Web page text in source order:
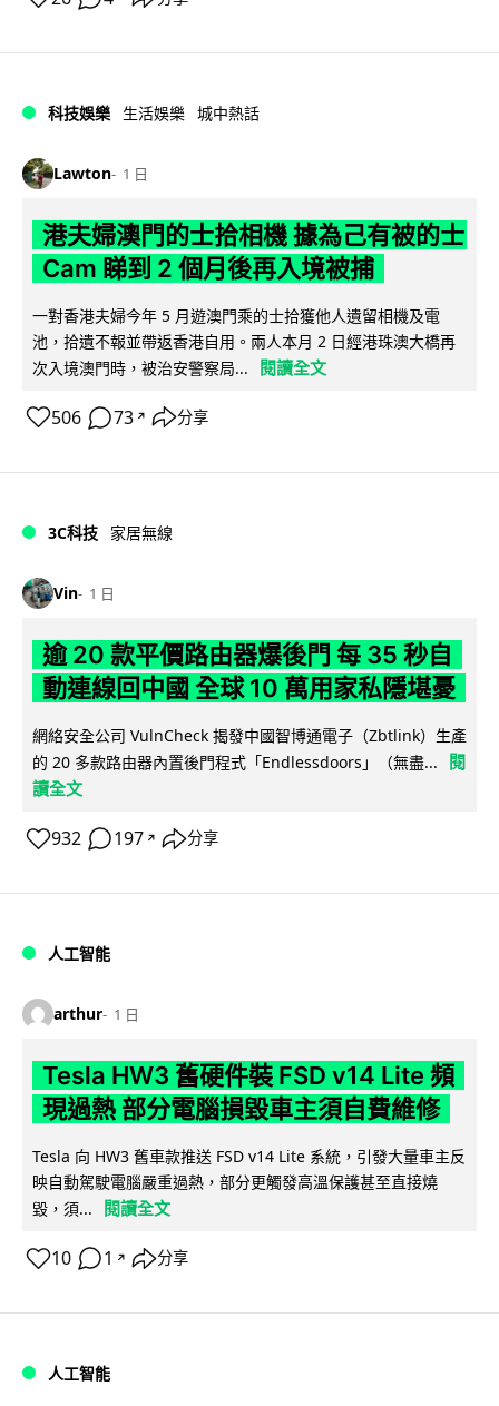
科技娛樂 生活娛樂 城中熱話
Lawton 1 日
港夫婦澳門的士拾相機 據為己有被的士
Cam 睇到 2 個月後再入境被捕
一對香港夫婦今年 5 月遊澳門乘的士拾獲他人遺留相機及電
池，拾遺不報並帶返香港自用。兩人本月 2 日經港珠澳大橋再
次入境澳門時，被治安警察局...
閱讀全文
506 73 ↗ 分享
3C科技 家居無線
Vin 1 日
逾 20 款平價路由器爆後門 每 35 秒自
動連線回中國 全球 10 萬用家私隱堪憂
網絡安全公司 VulnCheck 揭發中國智博通電子（Zbtlink）生產
的 20 多款路由器內置後門程式「Endlessdoors」（無盡...
閱
讀全文
932 197 ↗ 分享
人工智能
arthur 1 日
Tesla HW3 舊硬件裝 FSD v14 Lite 頻
現過熱 部分電腦損毀車主須自費維修
Tesla 向 HW3 舊車款推送 FSD v14 Lite 系統，引發大量車主反
映自動駕駛電腦嚴重過熱，部分更觸發高溫保護甚至直接燒
毀，須...
閱讀全文
10 1 ↗ 分享
人工智能